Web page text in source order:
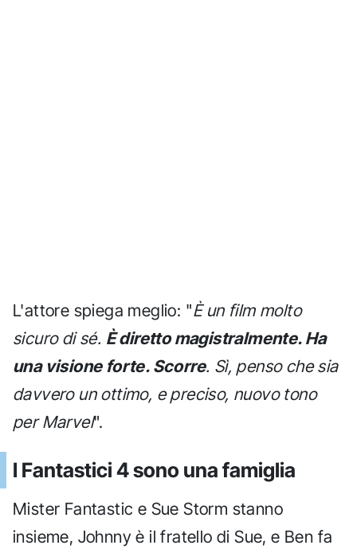
L'attore spiega meglio: "È un film molto
sicuro di sé. È diretto magistralmente. Ha
una visione forte. Scorre. Sì, penso che sia
davvero un ottimo, e preciso, nuovo tono
per Marvel".
I Fantastici 4 sono una famiglia
Mister Fantastic e Sue Storm stanno
insieme, Johnny è il fratello di Sue, e Ben fa